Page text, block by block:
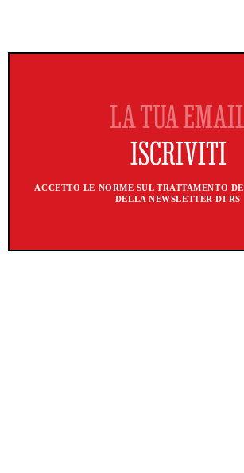
ACCETTO LE NORME SUL TRATTAMENTO
DELLA NEWSLETTER DI RS